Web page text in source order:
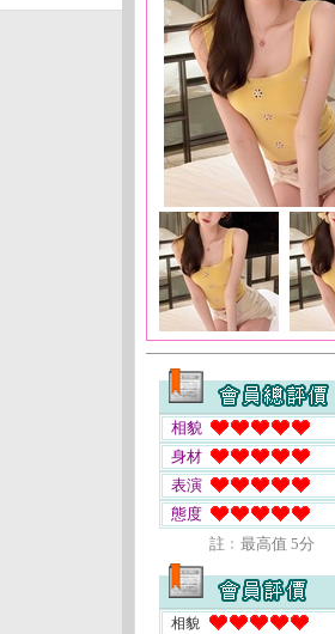
相貌
身材
表演
態度
註﹕最高值 5分
相貌